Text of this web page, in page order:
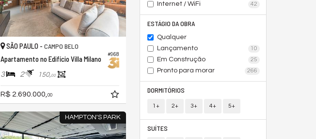
Internet / WiFi 42
ESTÁGIO DA OBRA
Qualquer
Lançamento
10
Em Construção 25
Pronto para morar 266
DORMITÓRIOS
1+ 2+ 3+ 4+ 5+
SUÍTES
#968
SÃO PAULO - CAMPO BELO
Apartamento no Edifício Villa Milano
3 2 150,00
R$ 2.690.000, 00
HAMPTON'S PARK